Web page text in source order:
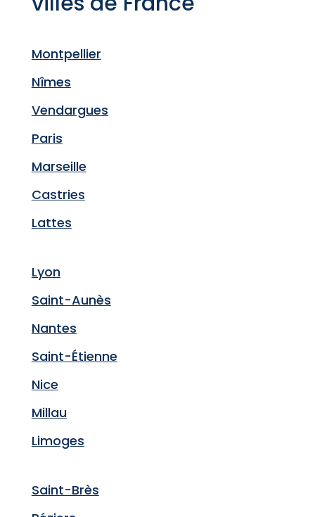
Montpellier
Nîmes
Vendargues
Paris
Marseille
Castries
Lattes
Lyon
Saint-Aunès
Nantes
Saint-Étienne
Nice
Millau
Limoges
Saint-Brès